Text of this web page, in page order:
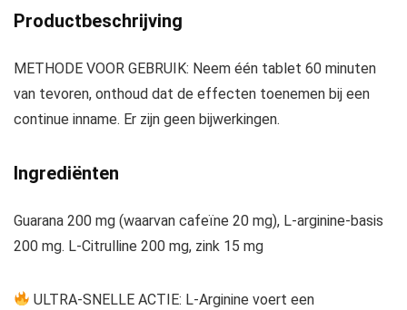
Productbeschrijving
METHODE VOOR GEBRUIK: Neem één tablet 60 minuten
van tevoren, onthoud dat de effecten toenemen bij een
continue inname. Er zijn geen bijwerkingen.
Ingrediënten
Guarana 200 mg (waarvan cafeïne 20 mg), L-arginine-basis
200 mg. L-Citrulline 200 mg, zink 15 mg
ULTRA-SNELLE ACTIE: L-Arginine voert een